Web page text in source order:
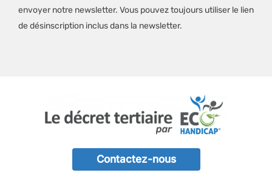
envoyer notre newsletter. Vous pouvez toujours utiliser le lien
de désinscription inclus dans la newsletter.
Contactez-nous